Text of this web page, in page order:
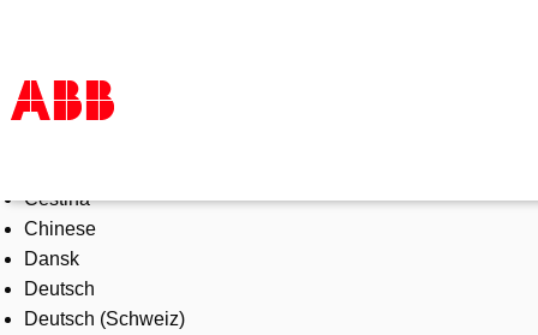
Products & Solutions
Industries
Services
About us
Where to buy
Čeština
Chinese
Dansk
Deutsch
Deutsch (Schweiz)